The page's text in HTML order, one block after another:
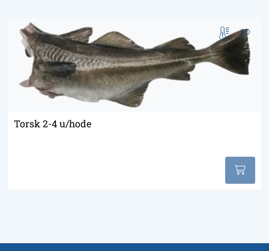
Torsk 2-4 u/hode